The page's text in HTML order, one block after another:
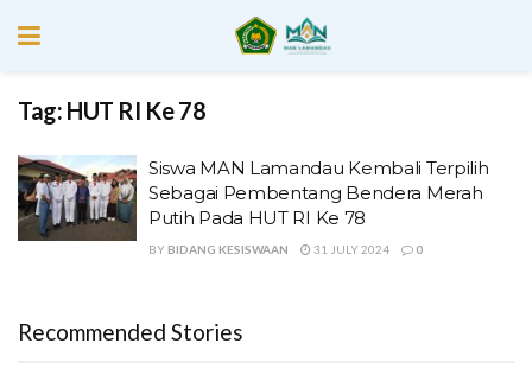
Tag: HUT RI Ke 78
Siswa MAN Lamandau Kembali Terpilih
Sebagai Pembentang Bendera Merah
Putih Pada HUT RI Ke 78
BY BIDANG KESISWAAN 31 JULY 2024 0
Recommended Stories